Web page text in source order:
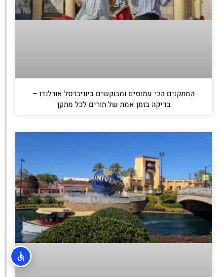
המתקנים הכי עמוסים ומבוקשים ביוניברסל אורלנדו –
בדיקה בזמן אמת של תורים לכל מתקן